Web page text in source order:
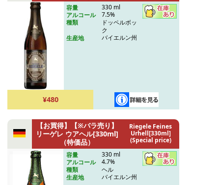
容量
330 ml
アルコール
7.5%
種類
ドッペルボッ
ク
生産地
バイエルン州
¥480
【お買得】【※バラ売り】
リーゲレ ウアヘル[330ml]
（特価品）
Riegele Feines
Urhell[330ml]
(Special price)
容量
330 ml
アルコール
4.7%
種類
ヘル
生産地
バイエルン州